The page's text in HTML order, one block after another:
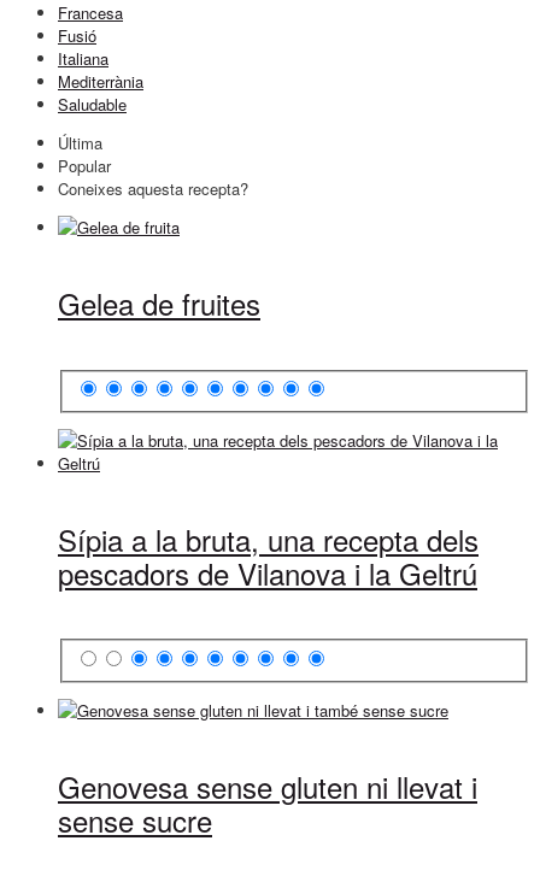
Francesa
Fusió
Italiana
Mediterrània
Saludable
Última
Popular
Coneixes aquesta recepta?
Gelea de fruites
Sípia a la bruta, una recepta dels
pescadors de Vilanova i la Geltrú
Genovesa sense gluten ni llevat i
sense sucre